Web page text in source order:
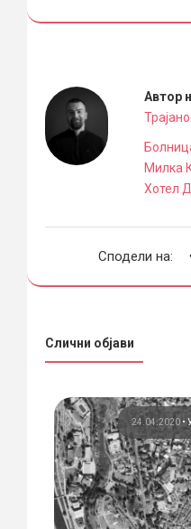
Автор
Милка
Хотел
Сподели на:
Слични објави
24.04.2020 •